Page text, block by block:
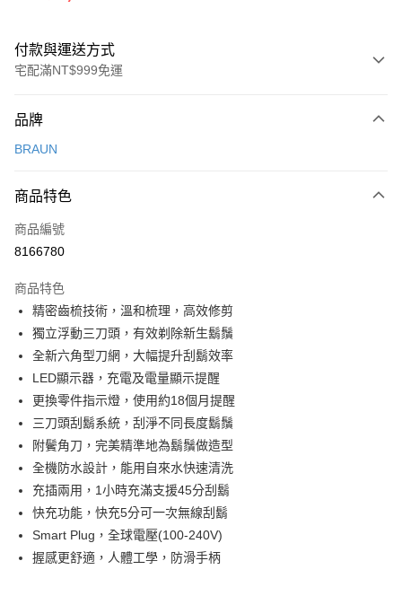
付款與運送方式
宅配滿NT$999免運
信用卡一次付款
3 期 0 利率 每期
合作金庫商業銀行
上海商業儲蓄銀行
臺灣中小企業銀行
匯豐（台灣）商業銀行
華泰商業銀行
聯邦商業銀行
遠東國際商業銀行
元大商業銀行
永豐商業銀行
玉山商業銀行
星展（台灣）商業銀行
台灣樂天信用卡公司
合作金庫商業銀行
上海商業儲蓄銀行
國泰世華商業銀行
兆豐國際商業銀行
匯豐（台灣）商業銀行
華泰商業銀行
聯邦商業銀行
遠東國際商業銀行
元大商業銀行
永豐商業銀行
玉山商業銀行
星展（台灣）商業銀行
台新國際商業銀行
中國信託商業銀行
即享券
LINE Pay
Apple Pay
街口支付
Google Pay
ATM付款
運送方式
宅配
每筆NT$100，滿NT$999(含以上)免運費
付款後門市自取
品牌
BRAUN
商品特色
商品編號
8166780
商品特色
精密齒梳技術，溫和梳理，高效修剪
獨立浮動三刀頭，有效剃除新生鬍鬚
全新六角型刀網，大幅提升刮鬍效率
LED顯示器，充電及電量顯示提醒
更換零件指示燈，使用約18個月提醒
三刀頭刮鬍系統，刮淨不同長度鬍鬚
附鬢角刀，完美精準地為鬍鬚做造型
全機防水設計，能用自來水快速清洗
充插兩用，1小時充滿支援45分刮鬍
快充功能，快充5分可一次無線刮鬍
Smart Plug，全球電壓(100-240V)
握感更舒適，人體工學，防滑手柄